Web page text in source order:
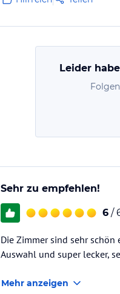
Leider
Sehr zu empfehlen!
6 /
Die Zimmer sind sehr
Auswahl und super lecker,
Mehr anzeigen